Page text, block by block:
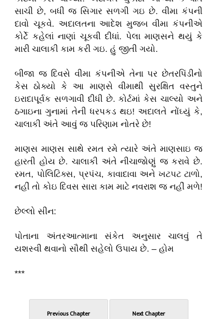
સાચી છે, બધી જ સિગાર સળગી ગઇ છે. વીમા કંપની
દાવો ચૂકવે. અદાલતના આદેશ મુજબ વીમા કંપનીએ
કોર્ટે કહેલાં નાણાં ચૂકવી દીધાં. પેલા માણસને થયું કે
મારી ચાલાકી કામ કરી ગઇ. હું જીતી ગયો.
બીજા જ દિવસે વીમા કંપનીએ તેના પર છેતરપિંડીનો
કેસ ઠોક્યો કે આ માણસે વીમાથી સુરક્ષિત વસ્તુને
ઇરાદાપૂર્વક સળગાવી દીધી છે. કોર્ટમાં કેસ ચાલ્યો અને
ઠગાઇના ગુનામાં તેની ધરપકડ થઇ! અદાલતે નોંઘ્યું કે,
ચાલાકી અંતે આવું જ પરિણામ નોતરે છે!
માણસ માણસ સાથે રમત રમે ત્યારે અંતે માણસાઇ જ
હારતી હોય છે. ચાલાકી અંતે નીચાજોણું જ કરાવે છે.
રમત, પોલિટિક્સ, પ્રપંચ, કાવાદાવા અને ખટપટ ટાળો,
નહીં તો કોઇ દિવસ સારા કામ માટે નવરાશ જ નહીં મળે!
છેલ્લો સીન:
પોતાના અંતરઆત્માના સંકેત અનુસાર ચાલવું તે
યશસ્વી થવાનો સૌથી સહેલો ઉપાય છે. – હોમ
***
Previous Chapter Next Chapter